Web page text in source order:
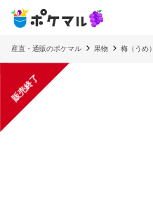
産直・通販のポケマル 果物 梅（うめ）
販売終了